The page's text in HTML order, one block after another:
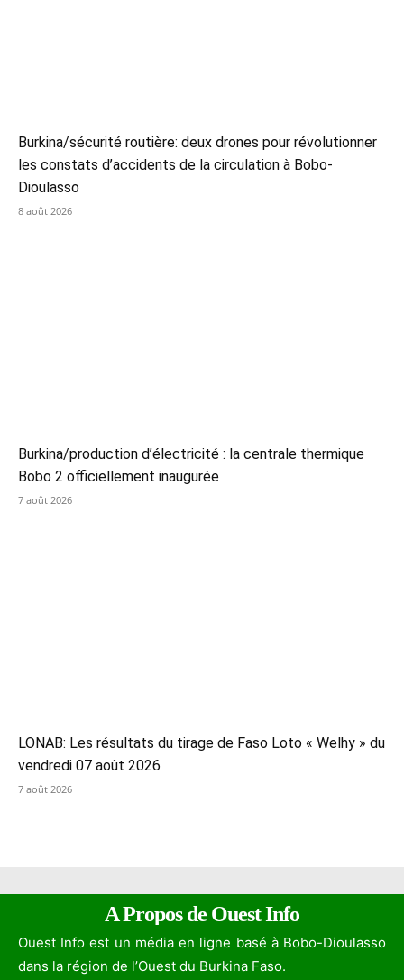
Burkina/sécurité routière: deux drones pour révolutionner
les constats d’accidents de la circulation à Bobo-
Dioulasso
8 août 2026
Burkina/production d’électricité : la centrale thermique
Bobo 2 officiellement inaugurée
7 août 2026
LONAB: Les résultats du tirage de Faso Loto « Welhy » du
vendredi 07 août 2026
7 août 2026
A Propos de Ouest Info
Ouest Info est un média en ligne basé à Bobo-Dioulasso
dans la région de l’Ouest du Burkina Faso.